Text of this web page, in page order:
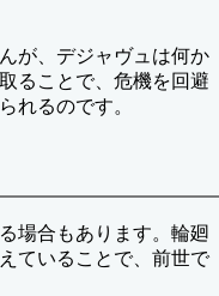
が、デジャヴュは何か
ることで、危機を回避
れるのです。
場合もあります。輪廻
ていることで、前世で